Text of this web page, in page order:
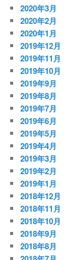
2020年3月
2020年2月
2020年1月
2019年12月
2019年11月
2019年10月
2019年9月
2019年8月
2019年7月
2019年6月
2019年5月
2019年4月
2019年3月
2019年2月
2019年1月
2018年12月
2018年11月
2018年10月
2018年9月
2018年8月